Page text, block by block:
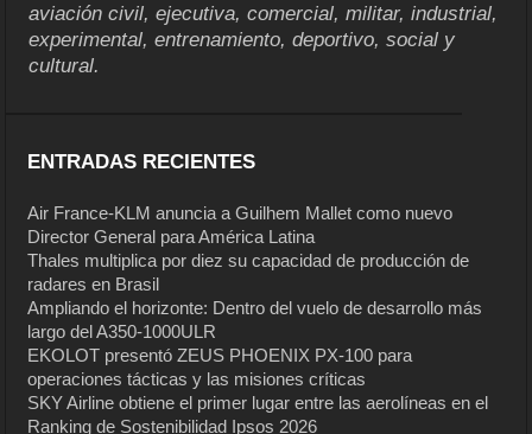
aviación civil, ejecutiva, comercial, militar, industrial,
experimental, entrenamiento, deportivo, social y
cultural.
ENTRADAS RECIENTES
Air France-KLM anuncia a Guilhem Mallet como nuevo
Director General para América Latina
Thales multiplica por diez su capacidad de producción de
radares en Brasil
Ampliando el horizonte: Dentro del vuelo de desarrollo más
largo del A350-1000ULR
EKOLOT presentó ZEUS PHOENIX PX-100 para
operaciones tácticas y las misiones críticas
SKY Airline obtiene el primer lugar entre las aerolíneas en el
Ranking de Sostenibilidad Ipsos 2026